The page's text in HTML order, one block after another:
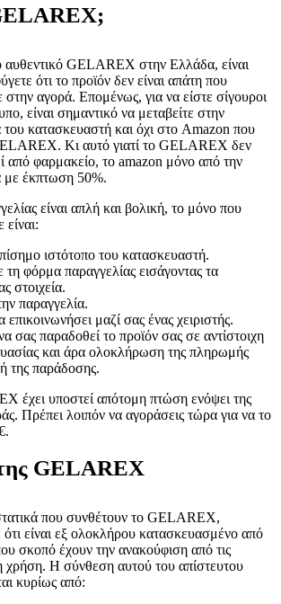
αυθεντικό GELAREX στην Ελλάδα, είναι
ότι το προϊόν δεν είναι απάτη που
αγορά. Επομένως, για να είστε σίγουροι
είναι σημαντικό να μεταβείτε στην
του κατασκευαστή και όχι στο Amazon που
Κι αυτό γιατί το GELAREX δεν
από φαρμακείο, το amazon μόνο από την
με έκπτωση 50%.
είναι απλή και βολική, το μόνο που
είναι:
ιστότοπο του κατασκευαστή.
φόρμα παραγγελίας εισάγοντας τα
στοιχεία.
παραγγελία.
επικοινωνήσει μαζί σας ένας χειριστής.
σας παραδοθεί το προϊόν σας σε αντίστοιχη
και άρα ολοκλήρωση της πληρωμής
της παράδοσης.
έχει υποστεί απότομη πτώση ενόψει της
Πρέπει λοιπόν να αγοράσεις τώρα για να το
GELAREX
που συνθέτουν το GELAREX,
είναι εξ ολοκλήρου κατασκευασμένο από
σκοπό έχουν την ανακούφιση από τις
χρήση. Η σύνθεση αυτού του απίστευτου
κυρίως από: